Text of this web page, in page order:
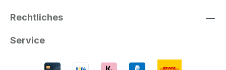
Rechtliches
Service